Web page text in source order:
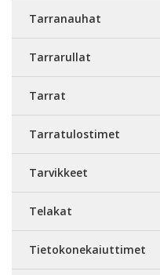
Tarranauhat
Tarrarullat
Tarrat
Tarratulostimet
Tarvikkeet
Telakat
Tietokonekaiuttimet